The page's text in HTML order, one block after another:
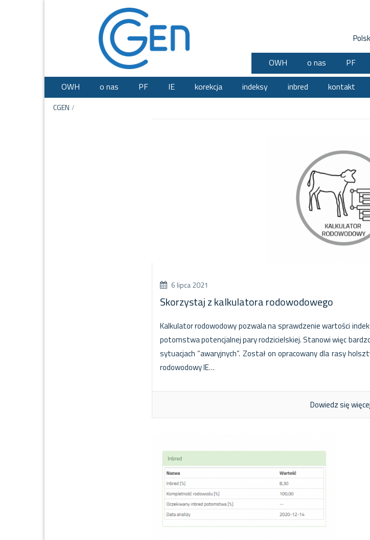
OWH o nas PF
OWH
o nas PF IE korekcja indeksy inbred kontakt
CGEN /
6 lipca 2021
Skorzystaj z kalkulatora rodowodowego
Kalkulator rodowodowy pozwala na sprawdzenie wartości
potomstwa potencjalnej pary rodzicielskiej. Stanowi więc
sytuacjach “awaryjnych”. Został on opracowany dla rasy
rodowodowy IE…
Dowiedz się